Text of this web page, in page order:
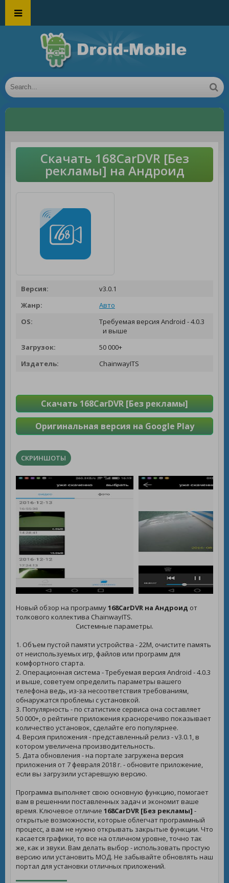
Скачать 168CarDVR [Без
рекламы] на Андроид
Версия:
v3.0.1
Жанр:
Авто
OS:
Требуемая версия Android - 4.0.3
и выше
Загрузок:
50 000+
Издатель:
ChainwayITS
Скачать 168CarDVR [Без рекламы]
Оригинальная версия на Google Play
СКРИНШОТЫ
Новый обзор на программу168CarDVR на Андроид от
толкового коллектива ChainwayITS.
Системные параметры.
1. Объем пустой памяти устройства - 22M, очистите память
от неиспользуемых игр, файлов или программ для
комфортного старта.
2. Операционная система - Требуемая версия Android - 4.0.3
и выше, советуем определить параметры вашего
телефона ведь, из-за несоответствия требованиям,
обнаружатся проблемы с установкой.
3. Популярность - по статистике сервиса она составляет
50 000+, о рейтинге приложения красноречиво показывает
количество установок, сделайте его популярнее.
4. Версия приложения - представленный релиз - v3.0.1, в
котором увеличена производительность.
5. Дата обновления - на портале загружена версия
приложения от 7 февраля 2018 г. - обновите приложение,
если вы загрузили устаревшую версию.
Программа выполняет свою основную функцию, помогает
вам в решеннии поставленных задач и экономит ваше
время. Ключевое отличие 168CarDVR [Без рекламы] -
открытые возможности, которые облегчат программный
процесс, а вам не нужно открывать закрытые функции. Что
касается графики, то все на отличном уровне, точно так
же, как и звуки. Вам делать выбор - использовать простую
версию или установить МОД. Не забывайте обновлять наш
портал для установки отличных приложений.